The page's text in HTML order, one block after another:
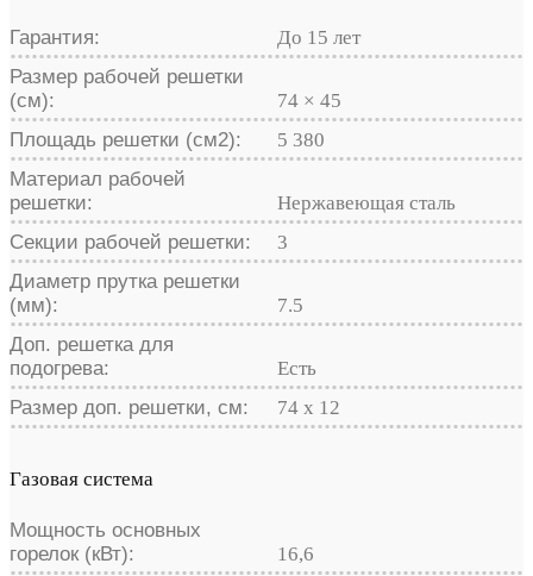
Гарантия:
До 15 лет
Размер рабочей решетки
(см):
74 × 45
Площадь решетки (см2):
5 380
Материал рабочей
решетки:
Нержавеющая сталь
Секции рабочей решетки:
3
Диаметр прутка решетки
(мм):
7.5
Доп. решетка для
подогрева:
Есть
Размер доп. решетки, см:
74 х 12
Газовая система
Мощность основных
горелок (кВт):
16,6